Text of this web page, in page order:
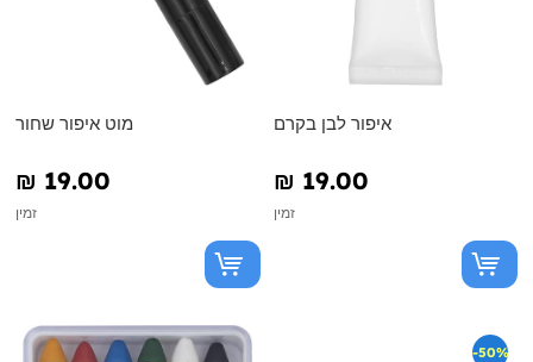
מוט איפור שחור
₪‎ 19.00
זמין
איפור לבן בקרם
₪‎ 19.00
זמין
-50%